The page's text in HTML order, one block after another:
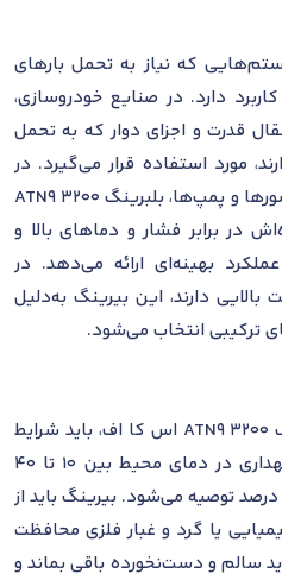
که نیاز به تحمل بارهای
دارد. در صنایع خودروسازی،
قدرت و اجزای دوار که به تحمل
مورد استفاده قرار می‌گیرد. در
ماشین‌آلات صنعتی، مانند کمپرسورها و پمپ‌ها، بلبرینگ 3200 ATN9
در برابر فشار و دماهای بالا و
بهینه‌ای ارائه می‌دهد. در
دارند، این بیرینگ به‌دلیل
ترکیبی انتخاب می‌شود.
برای حفظ عملکرد بهینه بلبرینگ 3200 ATN9 اس کا اف، باید شرایط
نگهداری دقیقاً رعایت شود. نگهداری در دمای محیط بین 10 تا 40
درجه سانتی‌گراد و رطوبت زیر 70 درصد توصیه می‌شود. بیرینگ باید از
یا گرد و غبار فلزی محافظت
سالم و دست‌نخورده باقی بماند و